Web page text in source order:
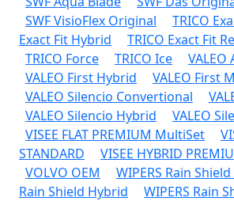
SWF VisioFlex Original
TRICO
Exact Fit Hybrid
TRICO Exact Fit
TRICO Force
TRICO Ice
VALEO
VALEO First Hybrid
VALEO First
VALEO Silencio Convertional
VALEO Silencio Hybrid
VALEO
VISEE FLAT PREMIUM MultiSet
STANDARD
VISEE HYBRID
VOLVO OEM
WIPERS Rain
Rain Shield Hybrid
WIPERS Rain